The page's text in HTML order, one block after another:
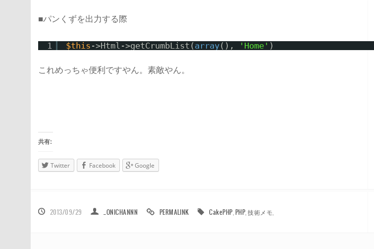
■パンくずを出力する際
1 $this ->Html->getCrumbList( array(), 'Home' )
これめっちゃ便利ですやん。素敵やん。
共有:
Twitter Facebook Google
2013/09/29 _ONICHANNN PERMALINK CakePHP PHP ,技術メモ